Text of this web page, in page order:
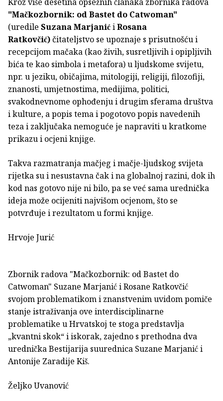
"Mačkozbornik: od Bastet do Catwoman"
(uredile Suzana MarjanićiRosana
Ratkovčić)čitateljstvo se upoznaje s prisutnošću i
recepcijom mačaka (kao živih, susretljivih i opipljivih
bića te kao simbola i metafora) u ljudskome svijetu,
npr. u jeziku, običajima, mitologiji, religiji, filozofiji,
znanosti, umjetnostima, medijima, politici,
svakodnevnome ophođenju i drugim sferama društva
i kulture, a popis tema i pogotovo popis navedenih
teza i zaključaka nemoguće je napraviti u kratkome
prikazu i ocjeni knjige.
Takva razmatranja mačjeg i mačje-ljudskog svijeta
rijetka su i nesustavna čak i na globalnoj razini, dok ih
kod nas gotovo nije ni bilo, pa se već sama urednička
ideja može ocijeniti najvišom ocjenom, što se
potvrđuje i rezultatom u formi knjige.
Hrvoje Jurić
Zbornik radova "Mačkozbornik: od Bastet do
Catwoman" Suzane Marjanić i Rosane Ratkovčić
svojom problematikom i znanstvenim uvidom pomiče
stanje istraživanja ove interdisciplinarne
problematike u Hrvatskoj te stoga predstavlja
„kvantni skok“ i iskorak, zajedno s prethodna dva
urednička Bestijarija suurednica Suzane Marjanić i
Antonije Zaradije Kiš.
Željko Uvanović